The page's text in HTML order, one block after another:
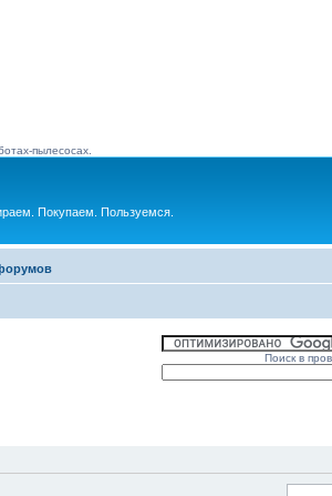
пылесосах.
Покупаем. Пользуемся.
Поиск в